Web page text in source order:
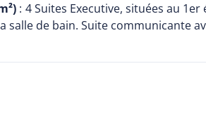
: 4 Suites Executive, situées au
de bain. Suite communicante